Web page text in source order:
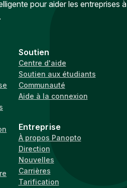
pour aider les entreprises à
Soutien
Centre d'aide
Soutien aux étudiants
Communauté
Aide à la connexion
Entreprise
À propos Panopto
Direction
Nouvelles
Carrières
Tarification